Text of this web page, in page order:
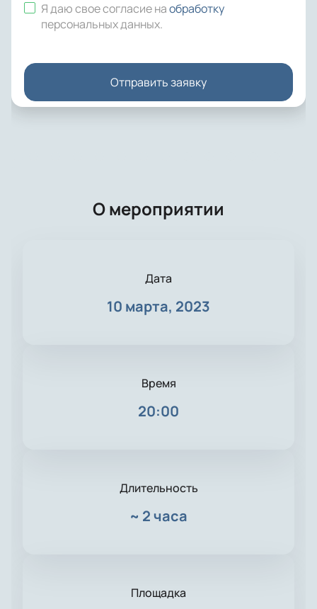
Я даю свое согласие наобработку
персональных данных.
Отправить заявку
О мероприятии
Дата
10 марта, 2023
Время
20:00
Длительность
~ 2 часа
Площадка